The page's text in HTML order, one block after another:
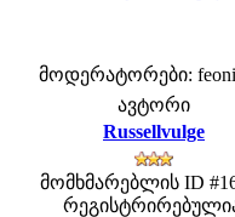
მოდერატორები:
ავტორი
Russellvulge
მომხმარებლის ID